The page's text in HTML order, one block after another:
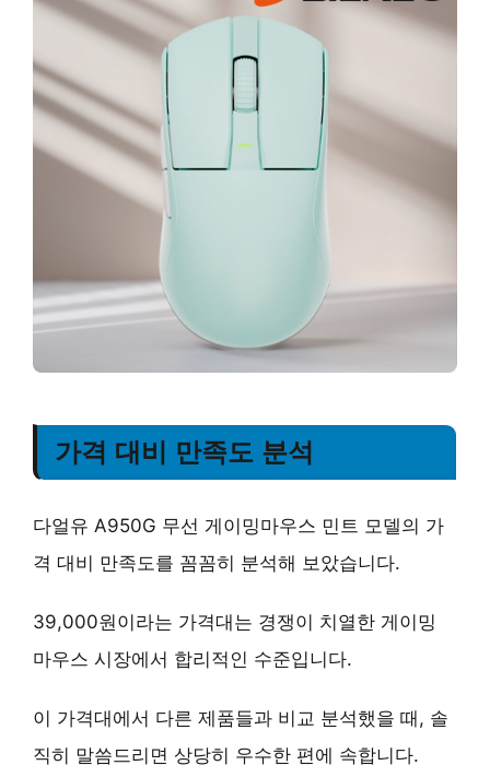
가격 대비 만족도 분석
다얼유 A950G 무선 게이밍마우스 민트 모델의 가
격 대비 만족도를 꼼꼼히 분석해 보았습니다.
39,000원이라는 가격대는 경쟁이 치열한 게이밍
마우스 시장에서 합리적인 수준입니다.
이 가격대에서 다른 제품들과 비교 분석했을 때, 솔
직히 말씀드리면 상당히 우수한 편에 속합니다.